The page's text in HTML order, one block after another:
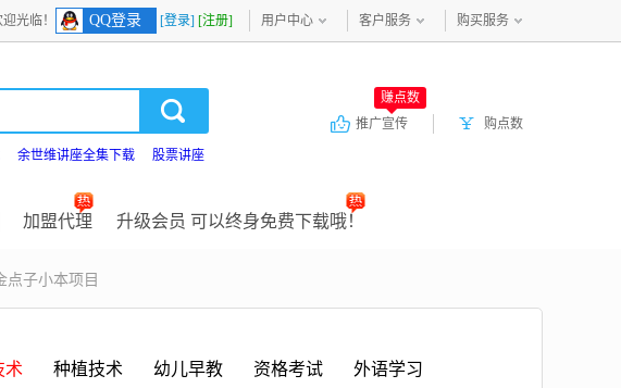
光临！ QQ登录 [登录] [注册] 用户中心 客户服务 购买服务
余世维讲座全集下载 股票讲座
购点数
推广宣传
赚点数
加盟代理 升级会员 可以终身免费下载哦！
点子小本项目
术 种植技术 幼儿早教 资格考试 外语学习